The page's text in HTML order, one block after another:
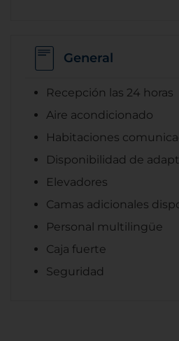
General
Recepción las 24 horas
Aire acondicionado
Habitaciones
Disponibilidad de
Elevadores
Camas adicionales
Personal multilingüe
Caja fuerte
Seguridad